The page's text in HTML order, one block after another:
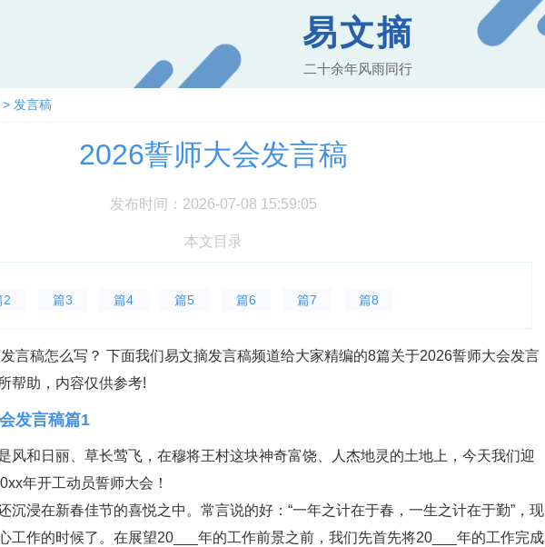
易文摘
二十余年风雨同行
> 发言稿
2026誓师大会发言稿
发布时间：2026-07-08 15:59:05
本文目录
2 篇3 篇4 篇5 篇6 篇7 篇8
言稿怎么写？ 下面我们易文摘发言稿频道给大家精编的8篇关于2026誓师大会发言
帮助，内容仅供参考!
发言稿篇1
风和日丽、草长莺飞，在穆将王村这块神奇富饶、人杰地灵的土地上，今天我们迎
年开工动员誓师大会！
沉浸在新春佳节的喜悦之中。常言说的好：“一年之计在于春，一生之计在于勤”，现
工作的时候了。在展望20___年的工作前景之前，我们先首先将20___年的工作完成